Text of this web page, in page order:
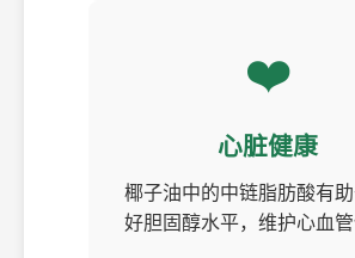
❤️
心脏健康
椰子油中的中链脂肪酸有
好胆固醇水平，维护心血管